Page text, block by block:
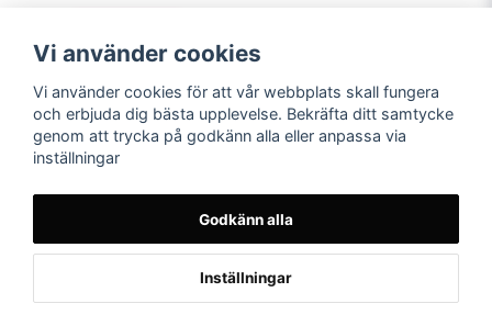
Betalning
På posters.se kan du enkelt
Vi använder cookies
Vi använder cookies för att vår webbplats skall fungera
och erbjuda dig bästa upplevelse. Bekräfta ditt samtycke
genom att trycka på godkänn alla eller anpassa via
inställningar
Godkänn alla
Inställningar